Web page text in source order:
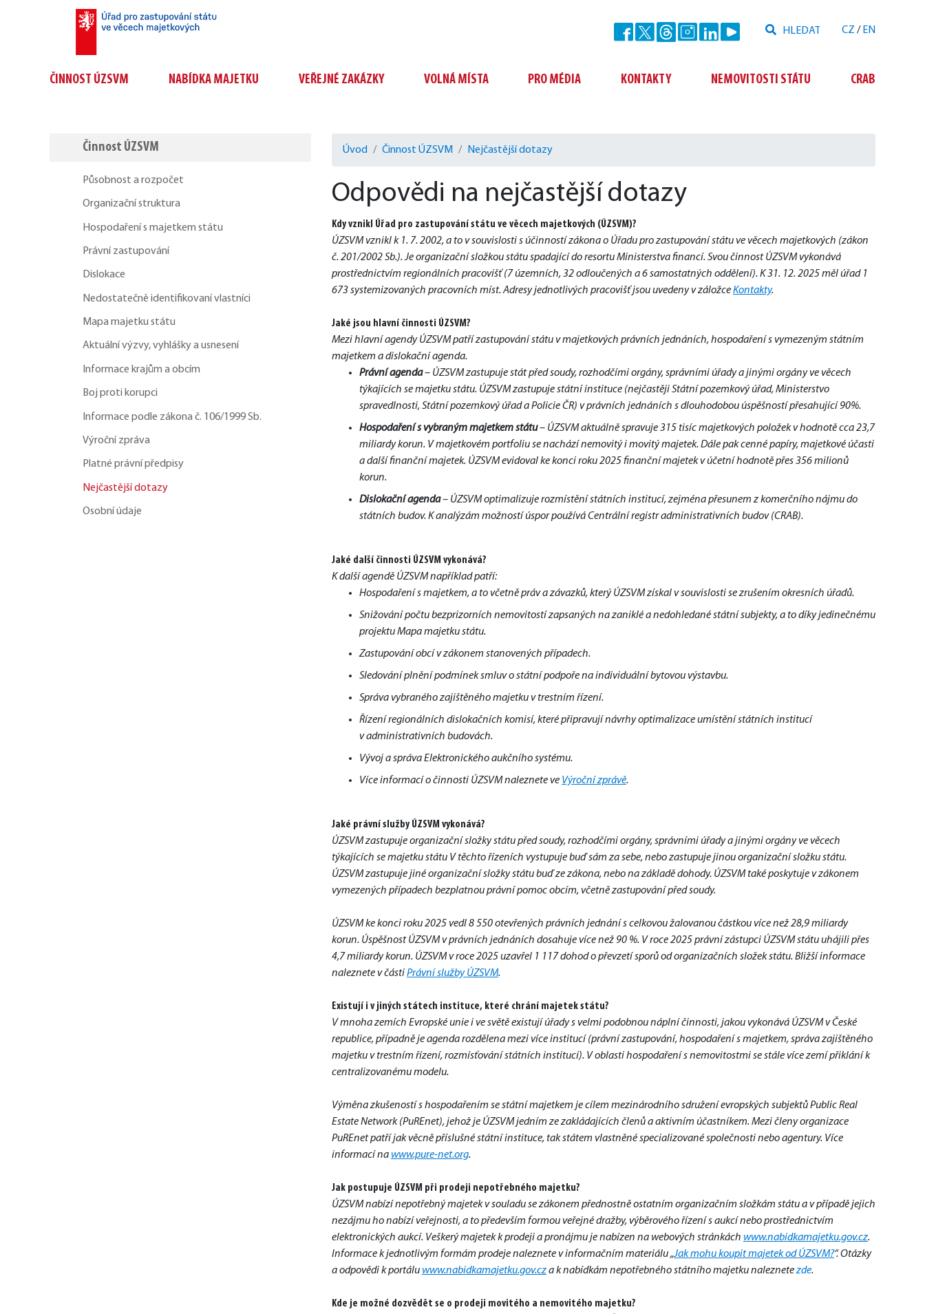
Hledat
Odeslat CZ / EN
ČINNOST ÚZSVM NABÍDKA MAJETKU VEŘEJNÉ ZAKÁZKY VOLNÁ MÍSTA PRO MÉDIA KONTAKTY NEMOVITOSTI STÁTU CRAB
Činnost ÚZSVM
Působnost a rozpočet
Organizační struktura
Hospodaření s majetkem státu
Právní zastupování
Dislokace
Nedostatečně identifikovaní vlastníci
Mapa majetku státu
Aktuální výzvy, vyhlášky a usnesení
Informace krajům a obcím
Boj proti korupci
Informace podle zákona č. 106/1999 Sb.
Výroční zpráva
Platné právní předpisy
Nejčastější dotazy
Osobní údaje
Úvod Činnost ÚZSVM Nejčastější dotazy
Odpovědi na nejčastější dotazy
Kdy vznikl Úřad pro zastupování státu ve věcech majetkových (ÚZSVM)?
ÚZSVM vznikl k 1. 7. 2002, a to v souvislosti s účinností zákona o Úřadu pro zastupování státu ve věcech majetkových (zákon
č. 201/2002 Sb.). Je organizační složkou státu spadající do resortu Ministerstva financí. Svou činnost ÚZSVM vykonává
prostřednictvím regionálních pracovišť (7 územních, 32 odloučených a 6 samostatných oddělení). K 31. 12. 2025 měl úřad 1
673 systemizovaných pracovních míst. Adresy jednotlivých pracovišť jsou uvedeny v záložce Kontakty.
Jaké jsou hlavní činnosti ÚZSVM?
Mezi hlavní agendy ÚZSVM patří zastupování státu v majetkových právních jednáních, hospodaření s vymezeným státním
majetkem a dislokační agenda.
Právní agenda– ÚZSVM zastupuje stát před soudy, rozhodčími orgány, správními úřady a jinými orgány ve věcech
týkajících se majetku státu. ÚZSVM zastupuje státní instituce (nejčastěji Státní pozemkový úřad, Ministerstvo
spravedlnosti, Státní pozemkový úřad a Policie ČR) v právních jednáních s dlouhodobou úspěšností přesahující 90%.
Hospodaření s vybraným majetkem státu– ÚZSVM aktuálně spravuje 315 tisíc majetkových položek v hodnotě cca 23,7
miliardy korun. V majetkovém portfoliu se nachází nemovitý i movitý majetek. Dále pak cenné papíry, majetkové účasti
a další finanční majetek. ÚZSVM evidoval ke konci roku 2025 finanční majetek v účetní hodnotě přes 356 milionů
korun.
Dislokační agenda– ÚZSVM optimalizuje rozmístění státních institucí, zejména přesunem z komerčního nájmu do
státních budov. K analýzám možností úspor používá Centrální registr administrativních budov (CRAB).
Jaké další činnosti ÚZSVM vykonává?
K další agendě ÚZSVM například patří:
Hospodaření s majetkem, a to včetně práv a závazků, který ÚZSVM získal v souvislosti se zrušením okresních úřadů.
Snižování počtu bezprizorních nemovitostí zapsaných na zaniklé a nedohledané státní subjekty, a to díky jedinečnému
projektu Mapa majetku státu.
Zastupování obcí v zákonem stanovených případech.
Sledování plnění podmínek smluv o státní podpoře na individuální bytovou výstavbu.
Správa vybraného zajištěného majetku v trestním řízení.
Řízení regionálních dislokačních komisí, které připravují návrhy optimalizace umístění státních institucí
v administrativních budovách.
Vývoj a správa Elektronického aukčního systému.
Více informací o činnosti ÚZSVM naleznete ve Výroční zprávě.
Jaké právní služby ÚZSVM vykonává?
ÚZSVM zastupuje organizační složky státu před soudy, rozhodčími orgány, správními úřady a jinými orgány ve věcech
týkajících se majetku státu V těchto řízeních vystupuje buď sám za sebe, nebo zastupuje jinou organizační složku státu.
ÚZSVM zastupuje jiné organizační složky státu buď ze zákona, nebo na základě dohody. ÚZSVM také poskytuje v zákonem
vymezených případech bezplatnou právní pomoc obcím, včetně zastupování před soudy.
ÚZSVM ke konci roku 2025 vedl 8 550 otevřených právních jednání s celkovou žalovanou částkou více než 28,9 miliardy
korun. Úspěšnost ÚZSVM v právních jednáních dosahuje více než 90 %. V roce 2025 právní zástupci ÚZSVM státu uhájili přes
4,7 miliardy korun. ÚZSVM v roce 2025 uzavřel 1 117 dohod o převzetí sporů od organizačních složek státu. Bližší informace
naleznete v části Právní služby ÚZSVM.
Existují i v jiných státech instituce, které chrání majetek státu?
V mnoha zemích Evropské unie i ve světě existují úřady s velmi podobnou náplní činnosti, jakou vykonává ÚZSVM v České
republice, případně je agenda rozdělena mezi více institucí (právní zastupování, hospodaření s majetkem, správa zajištěného
majetku v trestním řízení, rozmísťování státních institucí). V oblasti hospodaření s nemovitostmi se stále více zemí přiklání k
centralizovanému modelu.
Výměna zkušeností s hospodařením se státní majetkem je cílem mezinárodního sdružení evropských subjektů Public Real
Estate Network (PuREnet), jehož je ÚZSVM jedním ze zakládajících členů a aktivním účastníkem. Mezi členy organizace
PuREnet patří jak věcně příslušné státní instituce, tak státem vlastněné specializované společnosti nebo agentury. Více
informací na www.pure-net.org.
Jak postupuje ÚZSVM při prodeji nepotřebného majetku?
ÚZSVM nabízí nepotřebný majetek v souladu se zákonem přednostně ostatním organizačním složkám státu a v případě jejich
nezájmu ho nabízí veřejnosti, a to především formou veřejné dražby, výběrového řízení s aukcí nebo prostřednictvím
elektronických aukcí. Veškerý majetek k prodeji a pronájmu je nabízen na webových stránkách www.nabidkamajetku.gov.cz.
Informace k jednotlivým formám prodeje naleznete v informačním materiálu „Jak mohu koupit majetek od ÚZSVM?“. Otázky
a odpovědi k portálu www.nabidkamajetku.gov.cz a k nabídkám nepotřebného státního majetku naleznete zde.
Kde je možné dozvědět se o prodeji movitého a nemovitého majetku?